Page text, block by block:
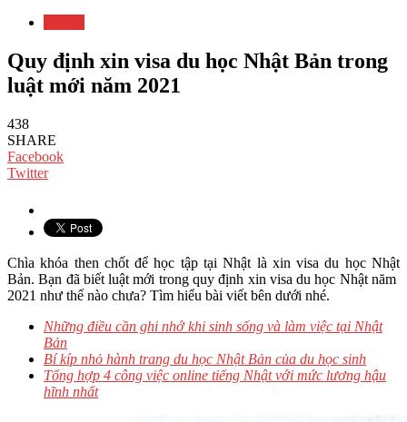
Quy định xin visa du học Nhật Bản trong
luật mới năm 2021
438
SHARE
Facebook
Twitter
Chìa khóa then chốt để học tập tại Nhật là xin visa du học Nhật
Bản. Bạn đã biết luật mới trong quy định xin visa du học Nhật năm
2021 như thế nào chưa? Tìm hiểu bài viết bên dưới nhé.
Những điều cần ghi nhớ khi sinh sống và làm việc tại Nhật
Bản
Bí kíp nhỏ hành trang du học Nhật Bản của du học sinh
Tổng hợp 4 công việc online tiếng Nhật với mức lương hậu
hĩnh nhất